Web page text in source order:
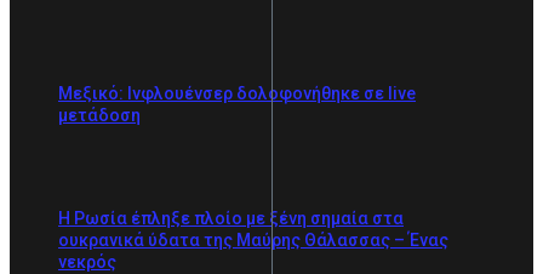
Μεξικό: Iνφλουένσερ δολοφονήθηκε σε live
μετάδοση
Η Ρωσία έπληξε πλοίο με ξένη σημαία στα
ουκρανικά ύδατα της Μαύρης Θάλασσας – Ένας
νεκρός